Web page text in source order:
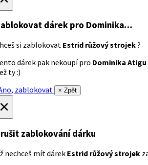
dárek pro Dominika…
si zablokovat Estrid růžový strojek?
dárek pak nekoupí pro Dominika
ty :)
zablokovat
× Zpět
zablokování dárku
nechceš mít dárek Estrid růžový strojek